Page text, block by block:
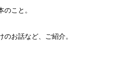
こと。
お話など、ご紹介。